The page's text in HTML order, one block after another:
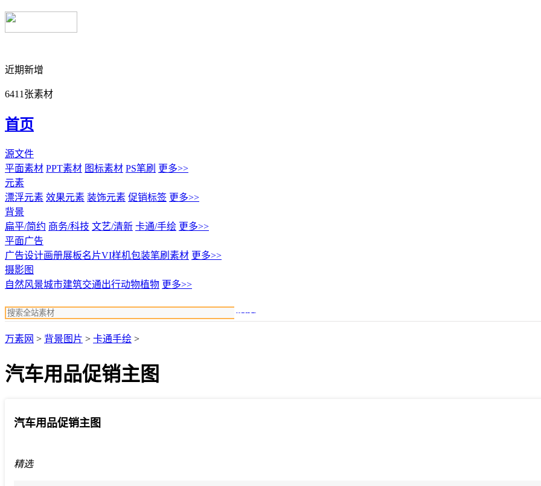
近期新增
6411张素材
首页
源文件
平面素材 PPT素材 图标素材 PS笔刷 更多>>
元素
漂浮元素 效果元素 装饰元素 促销标签 更多>>
背景
扁平/简约 商务/科技 文艺/清新 卡通/手绘 更多>>
平面广告
广告设计画册展板名片VI样机包装笔刷素材 更多>>
摄影图
自然风景城市建筑交通出行动物植物 更多>>
万素网 > 背景图片 > 卡通手绘 >
汽车用品促销主图
汽车用品促销主图
精选